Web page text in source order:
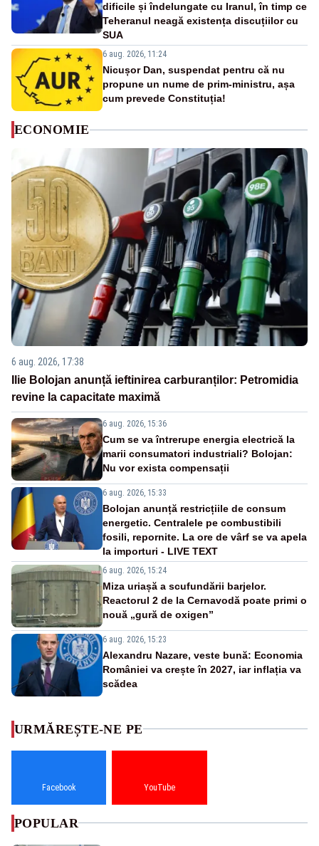
dificile și îndelungate cu Iranul, în timp ce
Teheranul neagă existența discuțiilor cu
SUA
6 aug. 2026, 11:24
Nicușor Dan, suspendat pentru că nu
propune un nume de prim-ministru, așa
cum prevede Constituția!
ECONOMIE
6 aug. 2026, 17:38
Ilie Bolojan anunță ieftinirea carburanților: Petromidia
revine la capacitate maximă
6 aug. 2026, 15:36
Cum se va întrerupe energia electrică la
marii consumatori industriali? Bolojan:
Nu vor exista compensații
6 aug. 2026, 15:33
Bolojan anunță restricțiile de consum
energetic. Centralele pe combustibili
fosili, repornite. La ore de vârf se va apela
la importuri - LIVE TEXT
6 aug. 2026, 15:24
Miza uriașă a scufundării barjelor.
Reactorul 2 de la Cernavodă poate primi o
nouă „gură de oxigen”
6 aug. 2026, 15:23
Alexandru Nazare, veste bună: Economia
României va crește în 2027, iar inflația va
scădea
URMĂREȘTE-NE PE
Facebook YouTube
POPULAR